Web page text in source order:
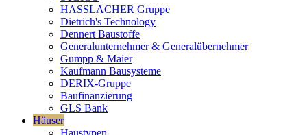
HASSLACHER Gruppe
Dietrich's Technology
Dennert Baustoffe
Generalunternehmer & Generalübernehmer
Gumpp & Maier
Kaufmann Bausysteme
DERIX-Gruppe
Baufinanzierung
GLS Bank
Häuser
Haustypen